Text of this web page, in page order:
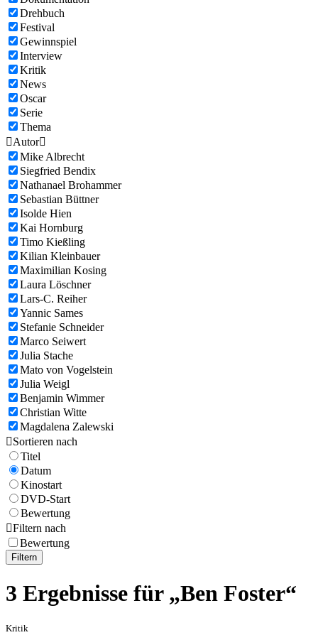
Drehbuch
Festival
Gewinnspiel
Interview
Kritik
News
Oscar
Serie
Thema
Autor
Mike Albrecht
Siegfried Bendix
Nathanael Brohammer
Sebastian Büttner
Isolde Hien
Kai Hornburg
Timo Kießling
Kilian Kleinbauer
Maximilian Kosing
Laura Löschner
Lars-C. Reiher
Yannic Sames
Stefanie Schneider
Marco Seiwert
Julia Stache
Mato von Vogelstein
Julia Weigl
Benjamin Wimmer
Christian Witte
Magdalena Zalewski
Sortieren nach
Titel
Datum
Kinostart
DVD-Start
Bewertung
Filtern nach
Bewertung
Filtern
3 Ergebnisse für „Ben Foster“
Kritik